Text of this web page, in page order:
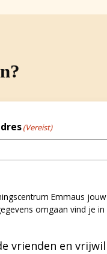
(Vereist)
Emmaus
omgaan vind je in
vrienden en